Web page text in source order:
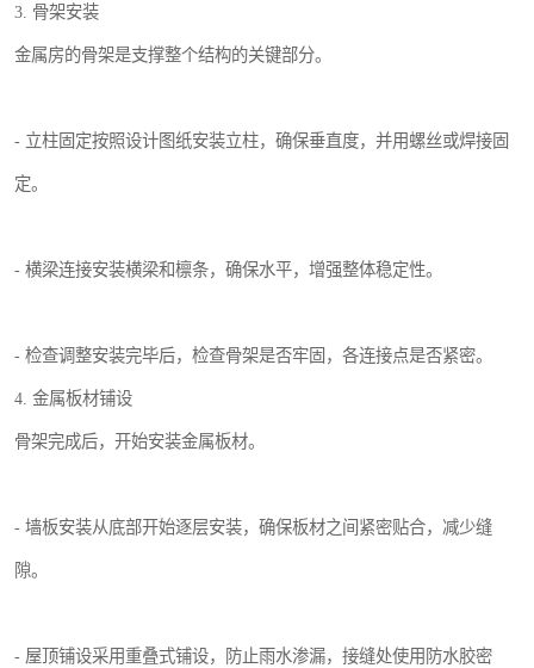
3. 骨架安装
金属房的骨架是支撑整个结构的关键部分。
- 立柱固定按照设计图纸安装立柱，确保垂直度，并用螺丝或焊接固
定。
- 横梁连接安装横梁和檩条，确保水平，增强整体稳定性。
- 检查调整安装完毕后，检查骨架是否牢固，各连接点是否紧密。
4. 金属板材铺设
骨架完成后，开始安装金属板材。
- 墙板安装从底部开始逐层安装，确保板材之间紧密贴合，减少缝
隙。
- 屋顶铺设采用重叠式铺设，防止雨水渗漏，接缝处使用防水胶密